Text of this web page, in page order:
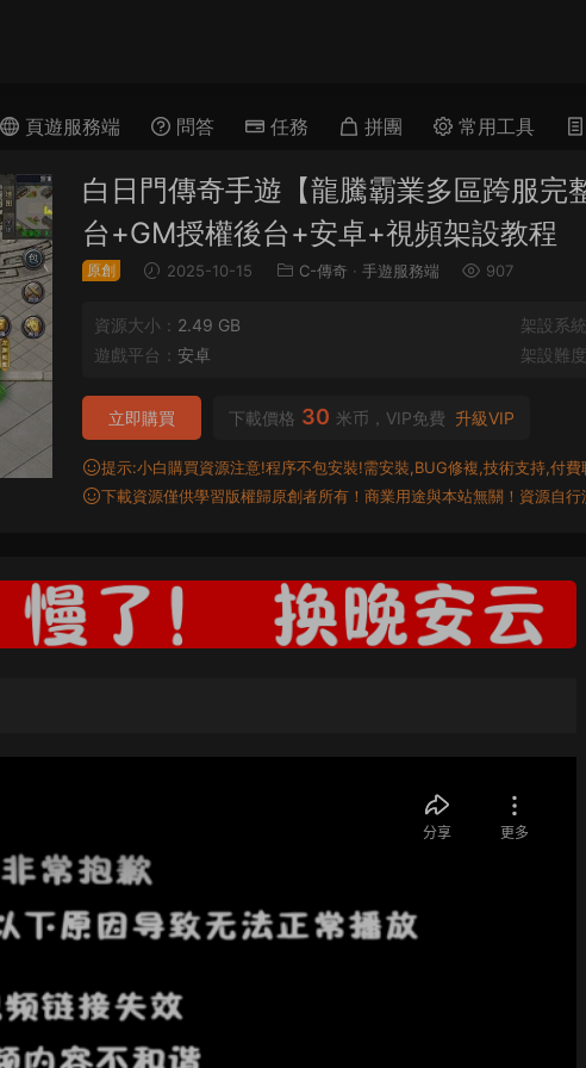
頁遊服務端 問答 任務 拼團 常用工具
白日門傳奇手遊【龍騰霸業多區跨服
台+GM授權後台+安卓+視頻架設教程
原創 2025-10-15 C-傳奇 · 手遊服務端 907
資源大小： 2.49 GB 架設系統
遊戲平台： 安卓 架設難度
下載價格 30 米币，VIP免費 升級VIP
立即購買
提示:小白購買資源注意!程序不包安裝!需安裝,BUG修複,技術支持,付
下載資源僅供學習版權歸原創者所有！商業用途與本站無關！資源自行